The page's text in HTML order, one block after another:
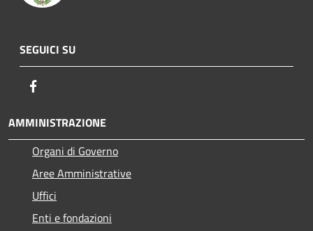
SEGUICI SU
AMMINISTRAZIONE
Organi di Governo
Aree Amministrative
Uffici
Enti e fondazioni